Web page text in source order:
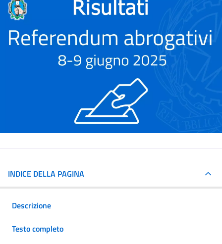
INDICE DELLA PAGINA
Descrizione
Testo completo